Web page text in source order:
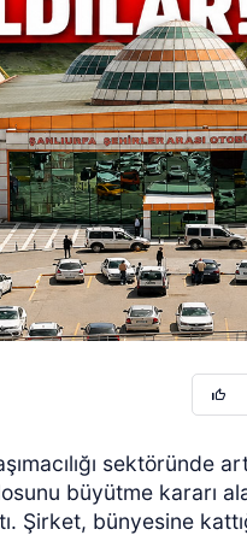
sektöründe
büyütme kararı
Şirket, bünyesine